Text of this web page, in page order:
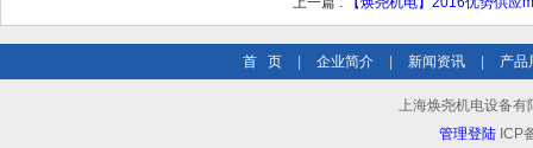
首 页 企业简介 新闻资讯 产品
上海焕尧机电设备有
管理登陆 ICP